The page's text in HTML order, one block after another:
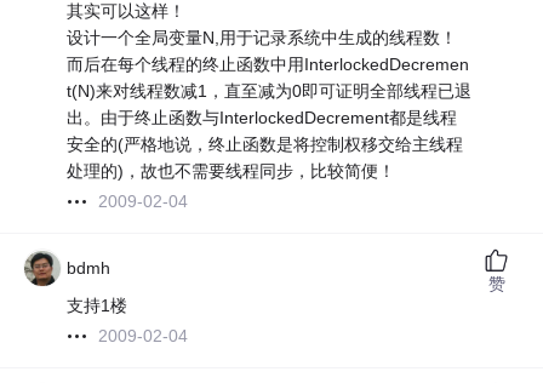
其实可以这样！
设计一个全局变量N,用于记录系统中生成的线程数！
而后在每个线程的终止函数中用InterlockedDecremen
t(N)来对线程数减1，直至减为0即可证明全部线程已退
出。由于终止函数与InterlockedDecrement都是线程
安全的(严格地说，终止函数是将控制权移交给主线程
处理的)，故也不需要线程同步，比较简便！
2009-02-04
bdmh
支持1楼
2009-02-04
赞